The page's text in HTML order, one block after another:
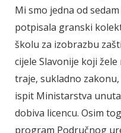
Mi smo jedna od
potpisala granski
školu za izobrazbu
cijele Slavonije koji
traje, sukladno
ispit Ministarstva
dobiva licencu. Osim
program Područnog